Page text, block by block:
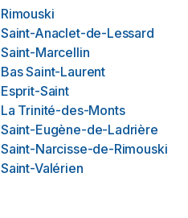
Rimouski
Saint-Anaclet-de-Lessard
Saint-Marcellin
Bas Saint-Laurent
Esprit-Saint
La Trinité-des-Monts
Saint-Eugène-de-Ladrière
Saint-Narcisse-de-Rimouski
Saint-Valérien